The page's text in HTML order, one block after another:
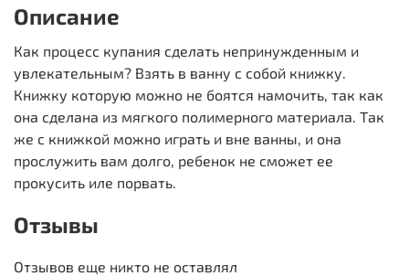
Описание
Как процесс купания сделать непринужденным и
увлекательным? Взять в ванну с собой книжку.
Книжку которую можно не боятся намочить, так как
она сделана из мягкого полимерного материала. Так
же с книжкой можно играть и вне ванны, и она
прослужить вам долго, ребенок не сможет ее
прокусить иле порвать.
Отзывы
Отзывов еще никто не оставлял